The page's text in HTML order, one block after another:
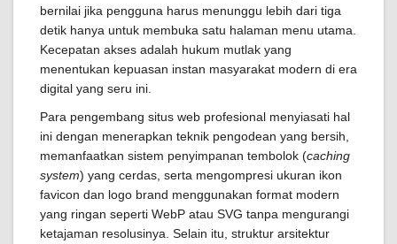
bernilai jika pengguna harus menunggu lebih dari tiga
detik hanya untuk membuka satu halaman menu utama.
Kecepatan akses adalah hukum mutlak yang
menentukan kepuasan instan masyarakat modern di era
digital yang seru ini.
Para pengembang situs web profesional menyiasati hal
ini dengan menerapkan teknik pengodean yang bersih,
memanfaatkan sistem penyimpanan tembolok (caching
system) yang cerdas, serta mengompresi ukuran ikon
favicon dan logo brand menggunakan format modern
yang ringan seperti WebP atau SVG tanpa mengurangi
ketajaman resolusinya. Selain itu, struktur arsitektur